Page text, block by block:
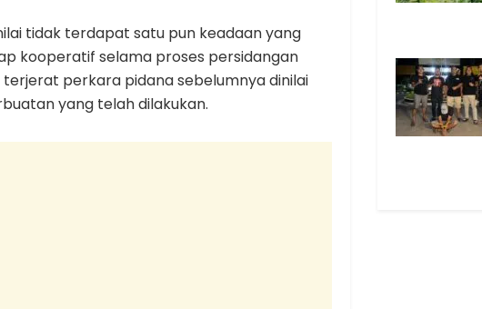
tidak terdapat satu pun keadaan yang
kooperatif selama proses persidangan
perkara pidana sebelumnya dinilai
yang telah dilakukan.